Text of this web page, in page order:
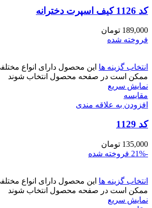
کد 1126 کیف اسپرت دخترانه
189,000 تومان
فروخته شده
انتخاب گزینه ها این محصول دارای انواع
ممکن است در صفحه محصول انتخاب شوند
نمایش سریع
مقايسه
افزودن به علاقه مندی
کد 1129
135,000 تومان
-21%
فروخته شده
انتخاب گزینه ها این محصول دارای انواع
ممکن است در صفحه محصول انتخاب شوند
نمایش سریع